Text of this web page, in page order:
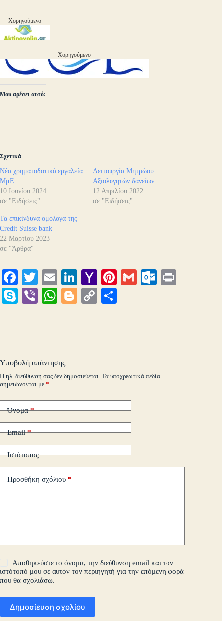
Χορηγούμενο
Χορηγούμενο
Μου αρέσει αυτό:
Σχετικά
Νέα χρηματοδοτικά εργαλεία
ΜμΕ
10 Ιουνίου 2024
σε "Ειδήσεις"
Λειτουργία Μητρώου
Αξιολογητών δανείων
12 Απριλίου 2022
σε "Ειδήσεις"
Τα επικίνδυνα ομόλογα της
Credit Suisse bank
22 Μαρτίου 2023
σε "Άρθρα"
Fa
ce
bo
T
wi
tte
E
m
ail
Li
nk
ed
Y
ah
oo
Pi
G
O
m
S
Vi
W
pp
Bl
C
εί
Υποβολή απάντησης
Η ηλ. διεύθυνση σας δεν δημοσιεύεται. Τα υποχρεωτικά πεδία
σημειώνονται με *
Όνομα*
Email*
Ιστότοπος
Προσθήκη σχόλιου *
Αποθηκεύστε το όνομα, την διεύθυνση email και τον
ιστότοπό μου σε αυτόν τον περιηγητή για την επόμενη φορά
που θα σχολιάσω.
Δημοσίευση σχολίου